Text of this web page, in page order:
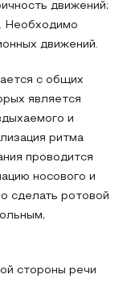
движений;
Необходимо
движений.
с общих
является
и
ритма
проводится
носового и
сделать ротовой
стороны речи